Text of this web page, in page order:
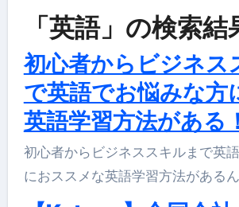
「英語」の検索結
初心者からビジネス
で英語でお悩みな方
英語学習方法がある！
初心者からビジネススキルまで英語でお悩みな方
におススメな英語学習方法がある